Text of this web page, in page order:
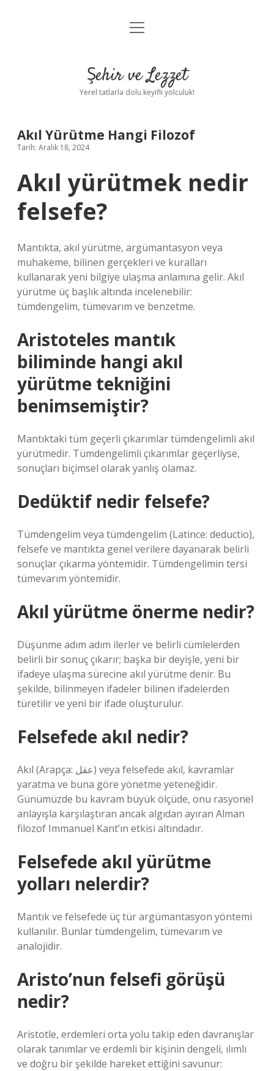
Anasayfa
Yasal Uyarı
menüyü
Şehir ve Lezzet
Yerel tatlarla dolu keyifli yolculuk!
Akıl Yürütme Hangi Filozof
Tarih: Aralık 18, 2024
Akıl yürütmek nedir
felsefe?
Mantıkta, akıl yürütme, argümantasyon veya
muhakeme, bilinen gerçekleri ve kuralları
kullanarak yeni bilgiye ulaşma anlamına gelir. Akıl
yürütme üç başlık altında incelenebilir:
tümdengelim, tümevarım ve benzetme.
Aristoteles mantık
biliminde hangi akıl
yürütme tekniğini
benimsemiştir?
Mantıktaki tüm geçerli çıkarımlar tümdengelimli akıl
yürütmedir. Tümdengelimli çıkarımlar geçerliyse,
sonuçları biçimsel olarak yanlış olamaz.
Dedüktif nedir felsefe?
Tümdengelim veya tümdengelim (Latince: deductio),
felsefe ve mantıkta genel verilere dayanarak belirli
sonuçlar çıkarma yöntemidir. Tümdengelimin tersi
tümevarım yöntemidir.
Akıl yürütme önerme nedir?
Düşünme adım adım ilerler ve belirli cümlelerden
belirli bir sonuç çıkarır; başka bir deyişle, yeni bir
ifadeye ulaşma sürecine akıl yürütme denir. Bu
şekilde, bilinmeyen ifadeler bilinen ifadelerden
türetilir ve yeni bir ifade oluşturulur.
Felsefede akıl nedir?
Akıl (Arapça: عقل) veya felsefede akıl, kavramlar
yaratma ve buna göre yönetme yeteneğidir.
Günümüzde bu kavram büyük ölçüde, onu rasyonel
anlayışla karşılaştıran ancak algıdan ayıran Alman
filozof Immanuel Kant’ın etkisi altındadır.
Felsefede akıl yürütme
yolları nelerdir?
Mantık ve felsefede üç tür argümantasyon yöntemi
kullanılır. Bunlar tümdengelim, tümevarım ve
analojidir.
Aristo’nun felsefi görüşü
nedir?
Aristotle, erdemleri orta yolu takip eden davranışlar
olarak tanımlar ve erdemli bir kişinin dengeli, ılımlı
ve doğru bir şekilde hareket ettiğini savunur: